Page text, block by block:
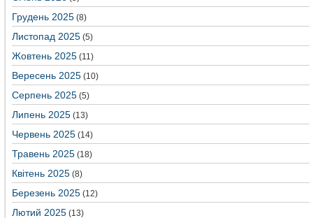
Грудень 2025 (8)
Листопад 2025 (5)
Жовтень 2025 (11)
Вересень 2025 (10)
Серпень 2025 (5)
Липень 2025 (13)
Червень 2025 (14)
Травень 2025 (18)
Квітень 2025 (8)
Березень 2025 (12)
Лютий 2025 (13)